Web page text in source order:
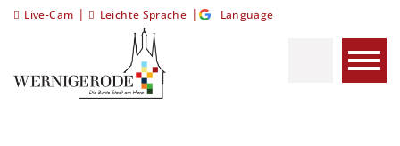
Live-Cam | Leichte Sprache | Language